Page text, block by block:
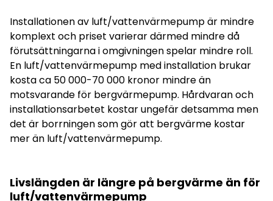
Installationen av luft/vattenvärmepump är mindre
komplext och priset varierar därmed mindre då
förutsättningarna i omgivningen spelar mindre roll.
En luft/vattenvärmepump med installation brukar
kosta ca 50 000-70 000 kronor mindre än
motsvarande för bergvärmepump. Hårdvaran och
installationsarbetet kostar ungefär detsamma men
det är borrningen som gör att bergvärme kostar
mer än luft/vattenvärmepump.
Livslängden är längre på bergvärme än för
luft/vattenvärmepump